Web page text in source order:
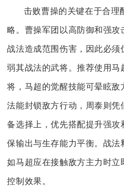
击败曹操的关键在于合理
略。曹操军团以高防御和强攻
战法造成范围伤害，因此必须
弱其战法的武将。推荐使用马
将，马超的觉醒技能可晕眩敌
法能封锁敌方行动，周泰则凭
备选择上，优先搭配提升强攻
保输出与生存能力平衡。战法
如马超应在接触敌方主力时立
控制效果。